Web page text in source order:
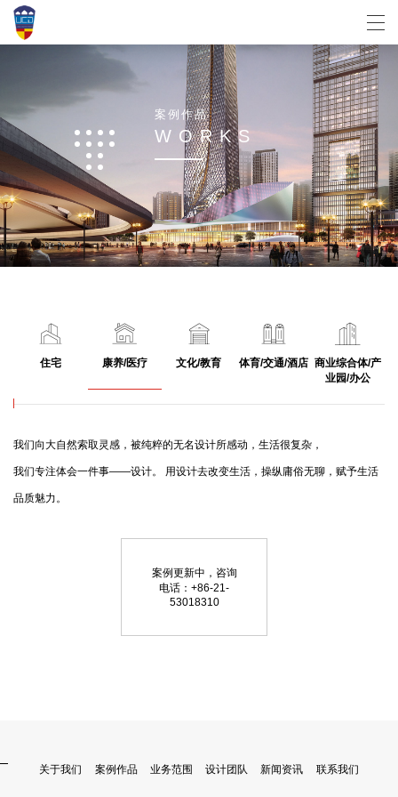
案 例 作品
W ORKS
住宅 康养/医疗 文化/教育 体育/交通/酒店 商业综合体/产
业园/办公
我们向大自然索取灵感，被纯粹的无名设计所感动，生活很复杂，
我们专注体会一件事——设计。 用设计去改变生活，操纵庸俗无聊，赋予生活
品质魅力。
案例更新中，咨询
电话：+86-21-
53018310
关于我们 案例作品 业务范围 设计团队 新闻资讯 联系我们